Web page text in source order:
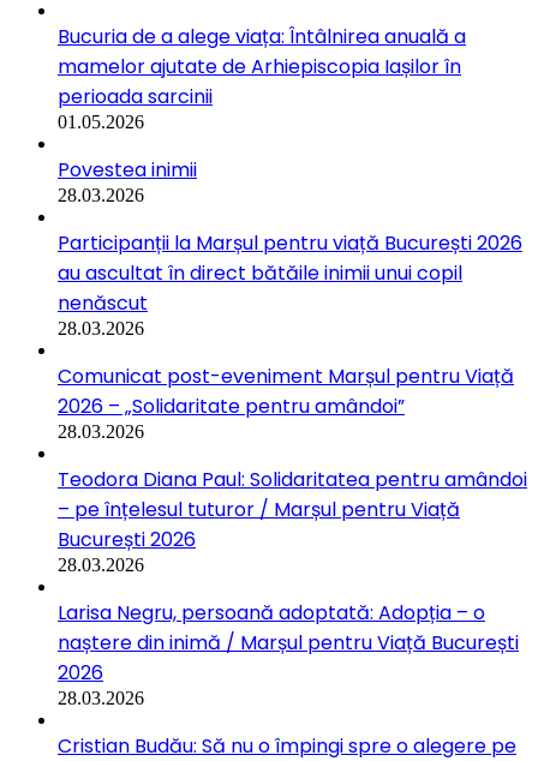
Bucuria de a alege viața: Întâlnirea anuală a
mamelor ajutate de Arhiepiscopia Iașilor în
perioada sarcinii
01.05.2026
Povestea inimii
28.03.2026
Participanții la Marșul pentru viață București 2026
au ascultat în direct bătăile inimii unui copil
nenăscut
28.03.2026
Comunicat post-eveniment Marșul pentru Viață
2026 – „Solidaritate pentru amândoi”
28.03.2026
Teodora Diana Paul: Solidaritatea pentru amândoi
– pe înțelesul tuturor / Marșul pentru Viață
București 2026
28.03.2026
Larisa Negru, persoană adoptată: Adopția – o
naștere din inimă / Marșul pentru Viață București
2026
28.03.2026
Cristian Budău: Să nu o împingi spre o alegere pe